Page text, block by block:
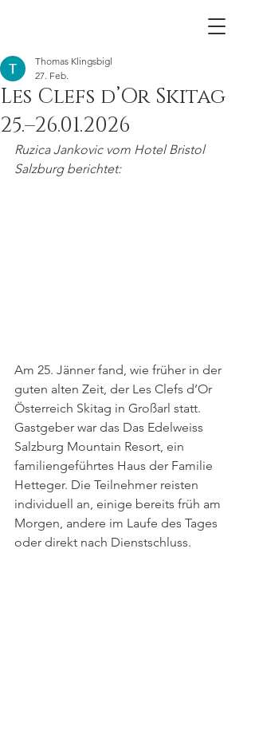
Les Clefs d’Or Skitag
25.–26.01.2026
Thomas Klingsbigl
27. Feb.
Ruzica Jankovic vom Hotel Bristol
Salzburg berichtet:
Am 25. Jänner fand, wie früher in der
guten alten Zeit, der Les Clefs d’Or
Österreich Skitag in Großarl statt.
Gastgeber war das Das Edelweiss
Salzburg Mountain Resort, ein
familiengeführtes Haus der Familie
Hetteger. Die Teilnehmer reisten
individuell an, einige bereits früh am
Morgen, andere im Laufe des Tages
oder direkt nach Dienstschluss.